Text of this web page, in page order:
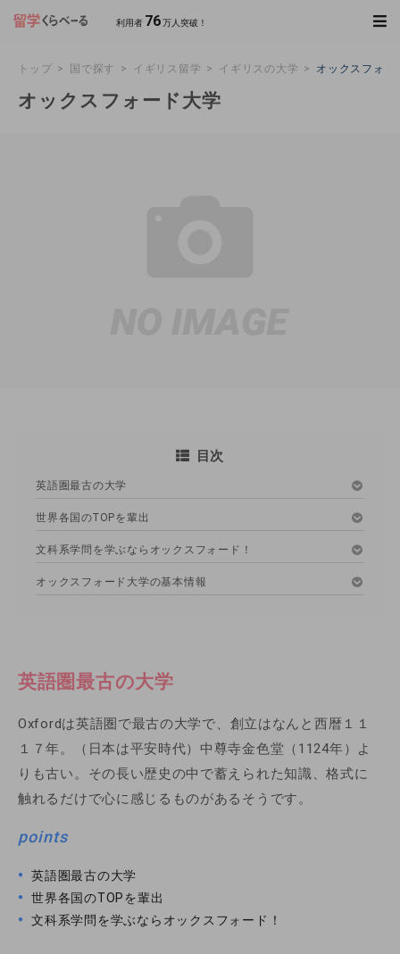
利用者 76万人突破！
トップ 国で探す イギリス留学 イギリスの大学 オックスフォー
オックスフォード大学
目次
英語圏最古の大学
世界各国のTOPを輩出
文科系学問を学ぶならオックスフォード！
オックスフォード大学の基本情報
英語圏最古の大学
Oxfordは英語圏で最古の大学で、創立はなんと西暦１１
１７年。（日本は平安時代）中尊寺金色堂（1124年）よ
りも古い。その長い歴史の中で蓄えられた知識、格式に
触れるだけで心に感じるものがあるそうです。
points
英語圏最古の大学
世界各国のTOPを輩出
文科系学問を学ぶならオックスフォード！